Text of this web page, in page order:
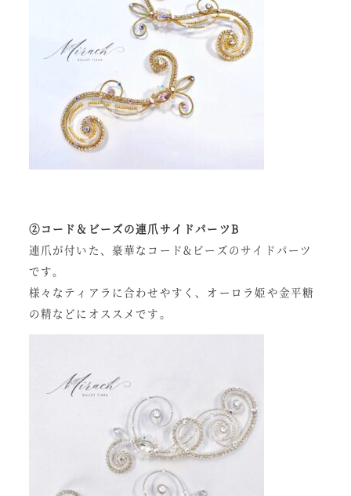
②コード＆ビーズの連爪サイドパーツB
連爪が付いた、豪華なコード&ビーズのサイドパーツ
です。
様々なティアラに合わせやすく、オーロラ姫や金平糖
の精などにオススメです。